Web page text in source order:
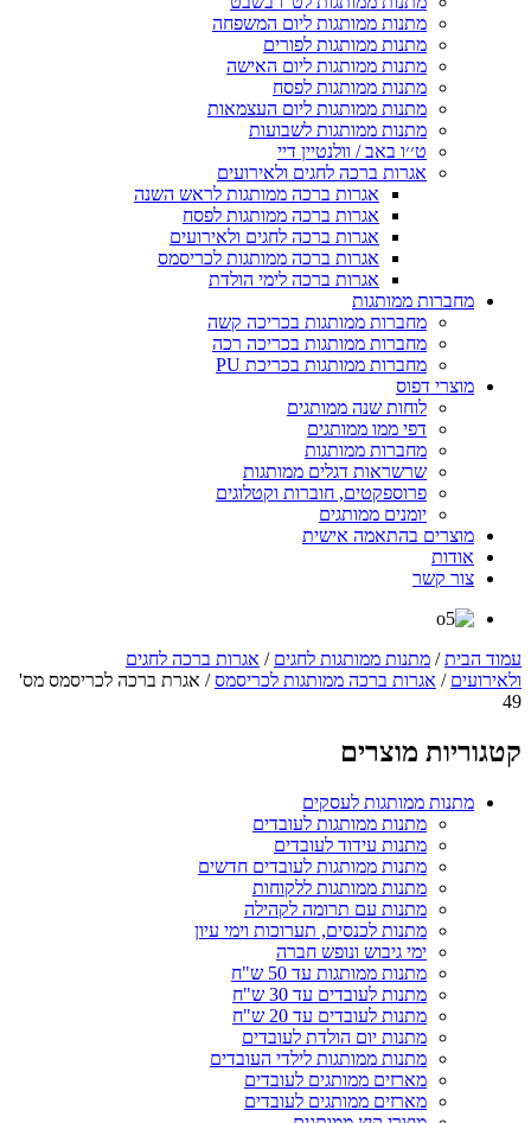
מתנות ממותגות ליום המשפחה
מתנות ממותגות לפורים
מתנות ממותגות ליום האישה
מתנות ממותגות לפסח
מתנות ממותגות ליום העצמאות
מתנות ממותגות לשבועות
ט׳׳ו באב / וולנטיין דיי
אגרות ברכה לחגים ולאירועים
אגרות ברכה ממותגות לראש השנה
אגרות ברכה ממותגות לפסח
אגרות ברכה לחגים ולאירועים
אגרות ברכה ממותגות לכריסמס
אגרות ברכה לימי הולדת
מחברות ממותגות
מחברות ממותגות בכריכה קשה
מחברות ממותגות בכריכה רכה
מחברות ממותגות בכריכת PU
מוצרי דפוס
לוחות שנה ממותגים
דפי ממו ממותגים
מחברות ממותגות
שרשראות דגלים ממותגות
פרוספקטים, חוברות וקטלוגים
יומנים ממותגים
מוצרים בהתאמה אישית
אודות
צור קשר
עמוד הבית/ מתנות ממותגות לחגים / אגרות ברכה לחגים
ולאירועים / אגרות ברכה ממותגות לכריסמס/ אגרת ברכה לכריסמס מס'
49
קטגוריות מוצרים
מתנות ממותגות לעסקים
מתנות ממותגות לעובדים
מתנות עידוד לעובדים
מתנות ממותגות לעובדים חדשים
מתנות ממותגות ללקוחות
מתנות עם תרומה לקהילה
מתנות לכנסים, תערוכות וימי עיון
ימי גיבוש ונופש חברה
מתנות ממותגות עד 50 ש"ח
מתנות לעובדים עד 30 ש"ח
מתנות לעובדים עד 20 ש"ח
מתנות יום הולדת לעובדים
מתנות ממותגות לילדי העובדים
מארזים ממותגים לעובדים
מארזים ממותגים לעובדים